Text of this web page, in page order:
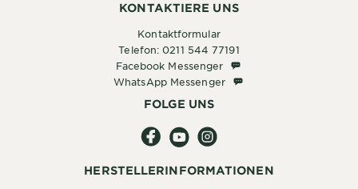
KONTAKTIERE UNS
Kontaktformular
Telefon: 0211 544 77191
Facebook Messenger Facebook Messenger
WhatsApp MessengerWhatsApp Messenger
FOLGE UNS
HERSTELLERINFORMATIONEN